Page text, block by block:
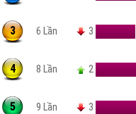
3 6 Lần 3
4 8 Lần 2
5 9 Lần 3